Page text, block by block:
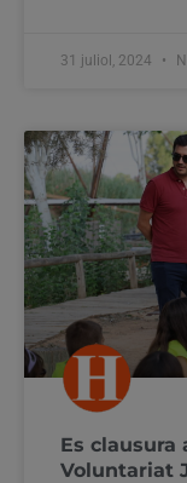
31 juliol, 2024
Es clausura
Voluntariat